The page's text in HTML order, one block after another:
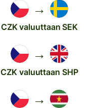
→
CZK valuuttaan SEK
→
CZK valuuttaan SHP
→